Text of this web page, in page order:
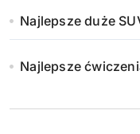
Najlepsze duże
Najlepsze